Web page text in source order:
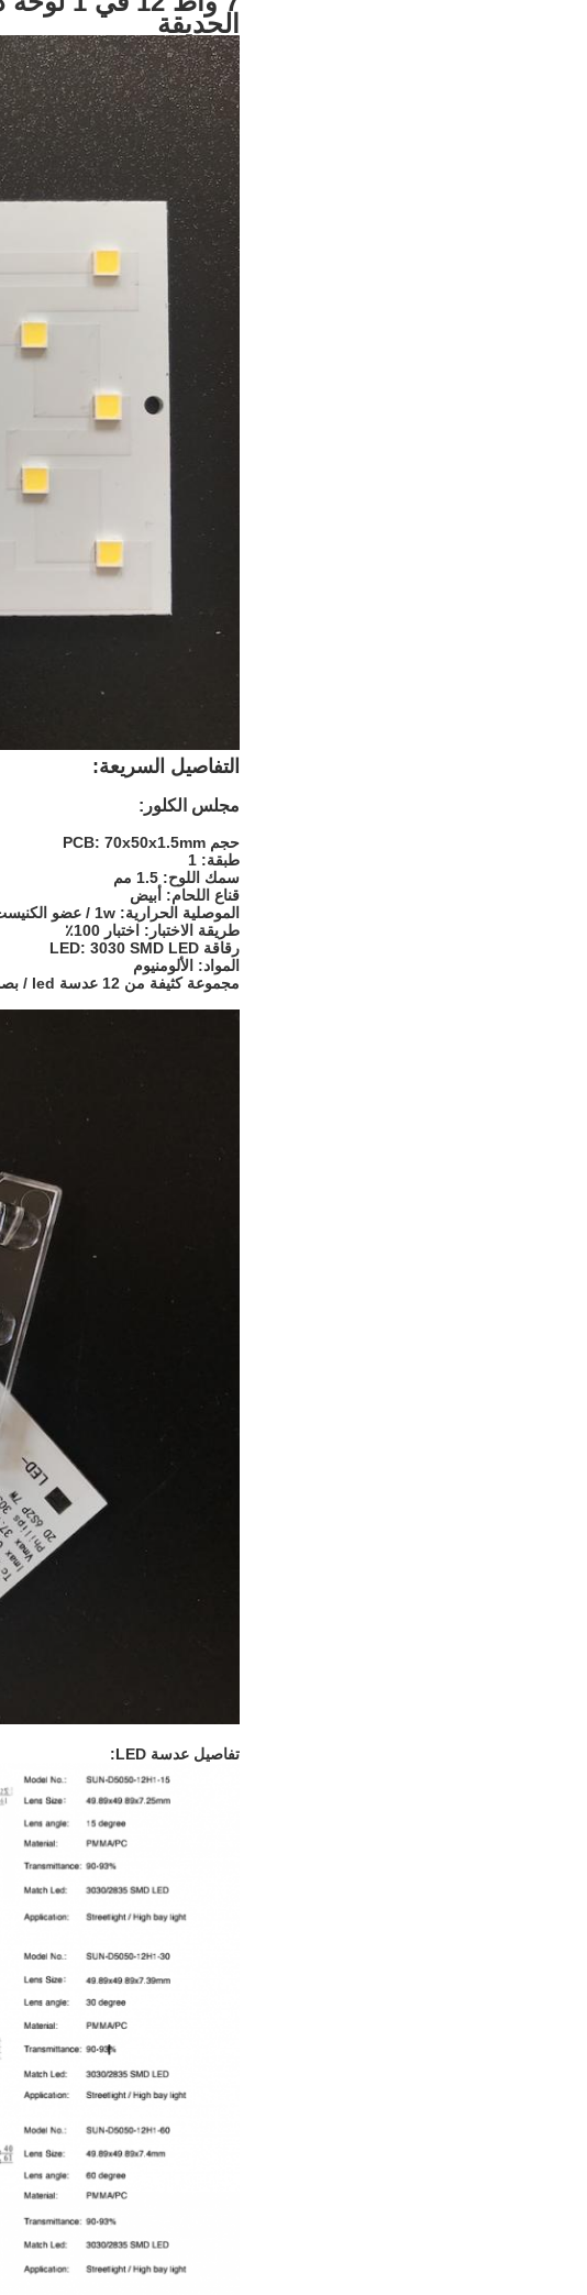
الحديقة
التفاصيل السريعة:
مجلس الكلور:
حجم PCB: 70x50x1.5mm
طبقة: 1
سمك اللوح: 1.5 مم
قناع اللحام: أبيض
الموصلية الحرارية: 1w / عضو الكنيست
طريقة الاختبار: اختبار 100٪
رقاقة LED: 3030 SMD LED
المواد: الألومنيوم
مجموعة كثيفة من 12 عدسة led / بصمة صغيرة ، ناتج إضاءة عالي
تفاصيل عدسة LED: